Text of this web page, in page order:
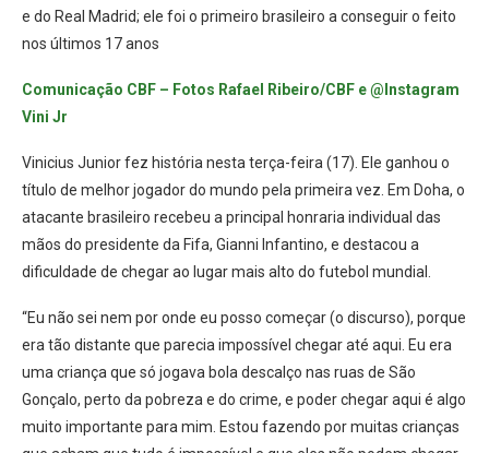
e do Real Madrid; ele foi o primeiro brasileiro a conseguir o feito
nos últimos 17 anos
Comunicação CBF – Fotos Rafael Ribeiro/CBF e @Instagram
Vini Jr
Vinicius Junior fez história nesta terça-feira (17). Ele ganhou o
título de melhor jogador do mundo pela primeira vez. Em Doha, o
atacante brasileiro recebeu a principal honraria individual das
mãos do presidente da Fifa, Gianni Infantino, e destacou a
dificuldade de chegar ao lugar mais alto do futebol mundial.
“Eu não sei nem por onde eu posso começar (o discurso), porque
era tão distante que parecia impossível chegar até aqui. Eu era
uma criança que só jogava bola descalço nas ruas de São
Gonçalo, perto da pobreza e do crime, e poder chegar aqui é algo
muito importante para mim. Estou fazendo por muitas crianças